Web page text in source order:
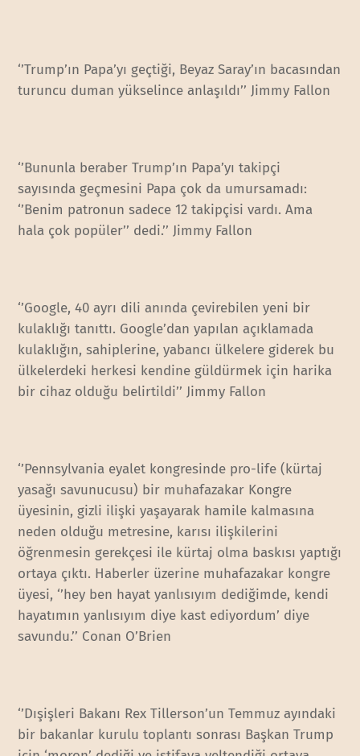
‘’Trump’ın Papa’yı geçtiği, Beyaz Saray’ın bacasından
turuncu duman yükselince anlaşıldı’’ Jimmy Fallon
‘’Bununla beraber Trump’ın Papa’yı takipçi
sayısında geçmesini Papa çok da umursamadı:
‘’Benim patronun sadece 12 takipçisi vardı. Ama
hala çok popüler’’ dedi.’’ Jimmy Fallon
‘’Google, 40 ayrı dili anında çevirebilen yeni bir
kulaklığı tanıttı. Google’dan yapılan açıklamada
kulaklığın, sahiplerine, yabancı ülkelere giderek bu
ülkelerdeki herkesi kendine güldürmek için harika
bir cihaz olduğu belirtildi’’ Jimmy Fallon
‘’Pennsylvania eyalet kongresinde pro-life (kürtaj
yasağı savunucusu) bir muhafazakar Kongre
üyesinin, gizli ilişki yaşayarak hamile kalmasına
neden olduğu metresine, karısı ilişkilerini
öğrenmesin gerekçesi ile kürtaj olma baskısı yaptığı
ortaya çıktı. Haberler üzerine muhafazakar kongre
üyesi, ‘’hey ben hayat yanlısıyım dediğimde, kendi
hayatımın yanlısıyım diye kast ediyordum’ diye
savundu.’’ Conan O’Brien
‘’Dışişleri Bakanı Rex Tillerson’un Temmuz ayındaki
bir bakanlar kurulu toplantı sonrası Başkan Trump